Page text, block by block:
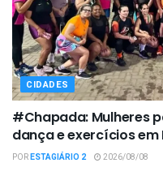
CIDADES
#Chapada: Mulheres
dança e exercícios em
PORESTAGIÁRIO 2 2026/08/08